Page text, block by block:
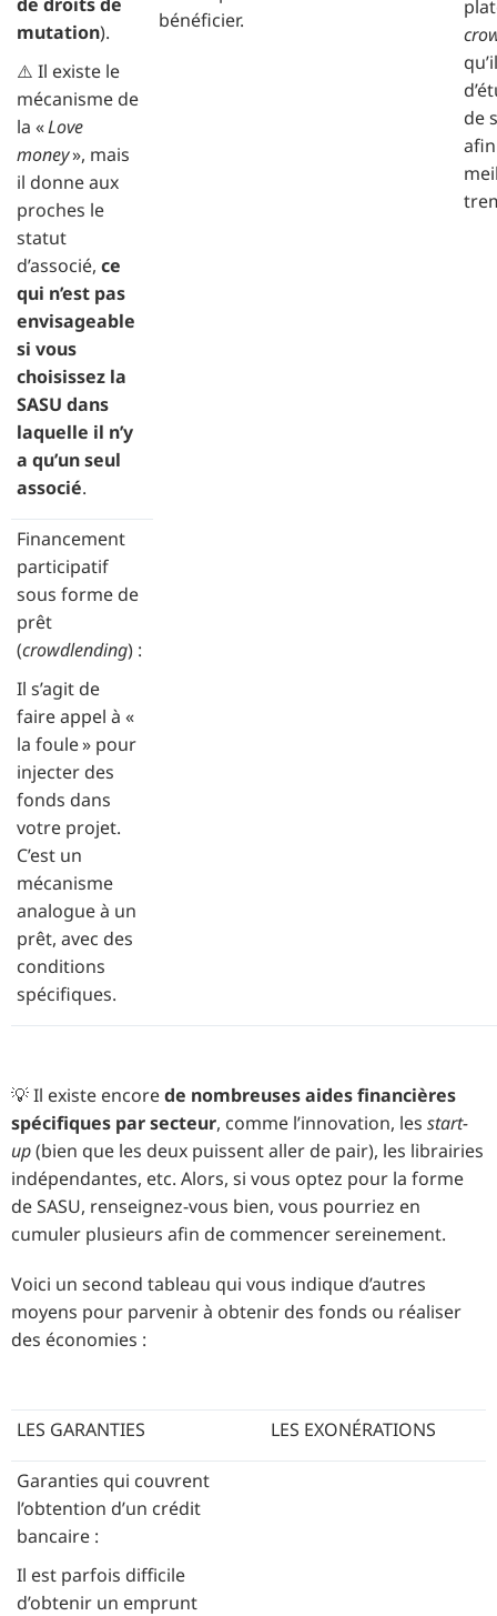
bénéficier.
de
mutation).
⚠️ Il existe le
mécanisme de
la «Love
money», mais
il donne aux
proches le
statut
d’associé, ce
qui n’est pas
envisageable
si vous
choisissez la
SASU dans
laquelle il n’y
a qu’un seul
associé.
Financement
participatif
sous forme de
prêt
(crowdlending) :
Il s’agit de
faire appel à «
la foule » pour
injecter des
fonds dans
votre projet.
C’est un
mécanisme
analogue à un
prêt, avec des
conditions
spécifiques.
💡 Il existe encorede nombreuses aides financières
spécifiques par secteur, comme l’innovation, les start-
up(bien que les deux puissent aller de pair), les librairies
indépendantes, etc. Alors, si vous optez pour la forme
de SASU, renseignez-vous bien, vous pourriez en
cumuler plusieurs afin de commencer sereinement.
Voici un second tableau qui vous indique d’autres
moyens pour parvenir à obtenir des fonds ou réaliser
des économies :
LES GARANTIES LES EXONÉRATIONS
Garanties qui couvrent
l’obtention d’un crédit
bancaire :
Il est parfois difficile
d’obtenir un emprunt